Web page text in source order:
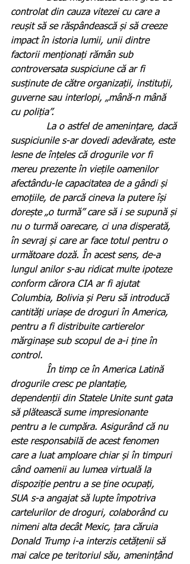
controlat din cauza vitezei cu care a
reușit să se răspândească și să creeze
impact în istoria lumii, unii dintre
factorii menționați rămân sub
controversata suspiciune că ar fi
susținute de către organizații, instituții,
guverne sau interlopi, „mână-n mână
cu poliția”.
suspiciunile s-ar dovedi adevărate, este
lesne de înțeles că drogurile vor fi
mereu prezente în viețile oamenilor
afectându-le capacitatea de a gândi și
emoțiile, de parcă cineva la putere își
dorește „o turmă” care să i se supună și
nu o turmă oarecare, ci una disperată,
în sevraj și care ar face totul pentru o
următoare doză. În acest sens, de-a
lungul anilor s-au ridicat multe ipoteze
conform cărora CIA ar fi ajutat
Columbia, Bolivia și Peru să introducă
cantități uriașe de droguri în America,
pentru a fi distribuite cartierelor
mărginașe sub scopul de a-i ține în
control.
drogurile cresc pe plantație,
dependenții din Statele Unite sunt gata
să plătească sume impresionante
pentru a le cumpăra. Asigurând că nu
este responsabilă de acest fenomen
care a luat amploare chiar și în timpuri
când oamenii au lumea virtuală la
dispoziție pentru a se ține ocupați,
SUA s-a angajat să lupte împotriva
cartelurilor de droguri, colaborând cu
nimeni alta decât Mexic, țara căruia
Donald Trump i-a interzis cetățenii să
mai calce pe teritoriul său, amenințând